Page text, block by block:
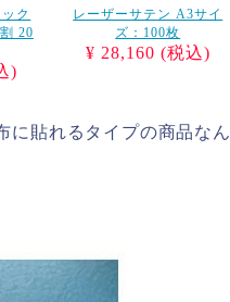
ク
20
)
レーザーサテン A3サイ
ズ：100枚
¥ 28,160 (税込)
に貼れるタイプの商品なん